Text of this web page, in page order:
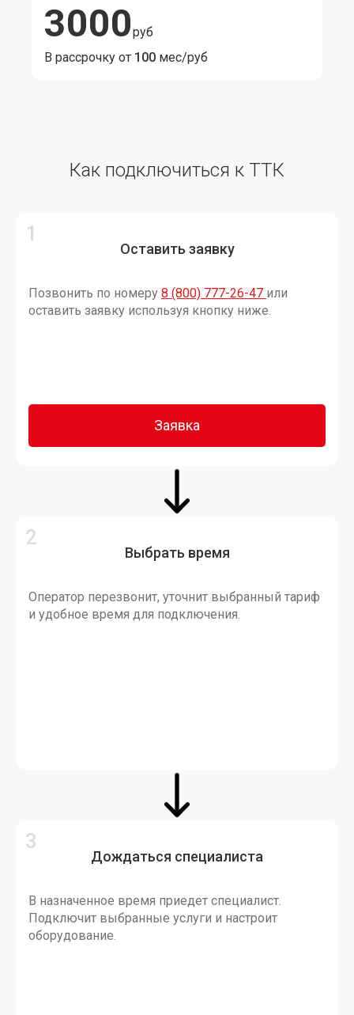
3000руб
В рассрочку от 100 мес/руб
Как подключиться к ТТК
Оставить заявку
Позвонить по номеру 8 (800) 777-26-47 или
оставить заявку используя кнопку ниже.
Заявка
Выбрать время
Оператор перезвонит, уточнит выбранный тариф
и удобное время для подключения.
Дождаться специалиста
В назначенное время приедет специалист.
Подключит выбранные услуги и настроит
оборудование.